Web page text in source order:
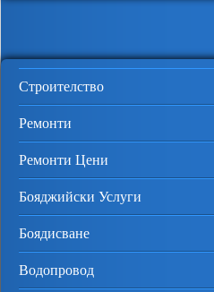
Строителство
Ремонти
Ремонти Цени
Бояджийски Услуги
Боядисване
Водопровод